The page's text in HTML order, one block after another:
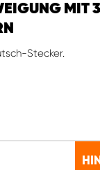
MIT
Stecker.